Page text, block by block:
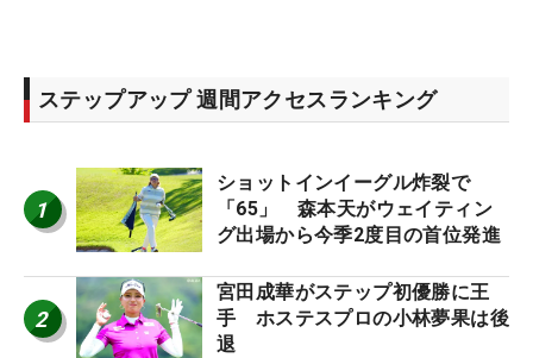
ステップアップ 週間アクセスランキング
1
ショットインイーグル炸裂で
「65」 森本天がウェイティン
グ出場から今季2度目の首位発進
2
宮田成華がステップ初優勝に王
手 ホステスプロの小林夢果は後
退